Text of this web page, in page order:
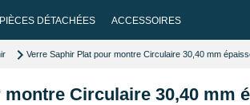
PIÈCES DÉTACHÉES ACCESSOIRES
Verre Saphir Plat pour montre Circulaire 30,40 mm
Circulaire 30,40 mm